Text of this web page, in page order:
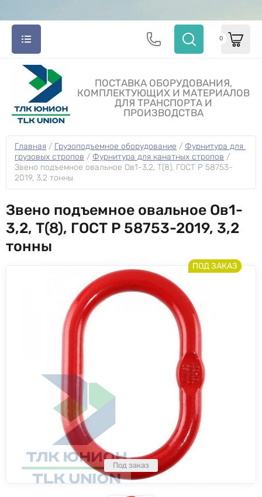
ПОСТАВКА ОБОРУДОВАНИЯ,
КОМПЛЕКТУЮЩИХ И МАТЕРИАЛОВ
ДЛЯ ТРАНСПОРТА И
ПРОИЗВОДСТВА
0
Главная / Грузоподъемное оборудование / Фурнитура для
грузовых стропов / Фурнитура для канатных стропов
Звено подъемное овальное Ов1-3,2, T(8), ГОСТ Р 58753-
2019, 3,2 тонны
Звено подъемное овальное Ов1-
3,2, T(8), ГОСТ Р 58753-2019, 3,2
тонны
Под заказ
ПОД ЗАКАЗ